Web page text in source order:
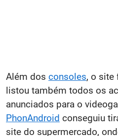
Além dos consoles, o site
listou também todos os
anunciados para o
PhonAndroid conseguiu
site do supermercado,